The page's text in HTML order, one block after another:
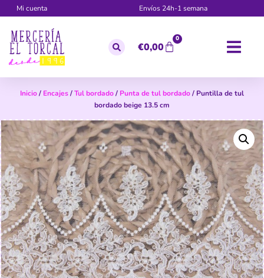
Mi cuenta Envíos 24h-1 semana
€0,00
0
Inicio/ Encajes/Tul bordado/ Punta de tul bordado/ Puntilla de tul
bordado beige 13.5 cm